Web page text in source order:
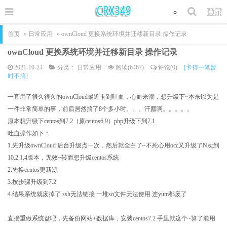
首页 » 日常应用 » ownCloud 更换系统环境并迁移新目录 操作记录
ownCloud 更换系统环境并迁移新目录 操作记录
2021-10-24 分类： 日常应用 阅读(6467) 评论(0)
[卡得一笔暂
时不搞]
一直用了很久很久的ownCloud最近卡到吐血，心血来潮，想升级下~本来以为是
一件非常简单的事，前后居然搞了8个多小时。。。汗颜啊。。。。。
原本想升级下centos到7.2（原centos6.9）php升级下到7.1
吐血操作如下：
1.先升级ownCloud 后台升级点一次，然后就全白了~不死心用occ又升级了N次到
10.2.1.4版本，无效~转而想升级centos系统
2.先换centos更新源
3.按步骤升级到7.2
4.结果系统就废掉了 ssh无法链接 一堆so文件无法使用 连yum都废了
直接重做系统盘吧，先备份网站+数据库，安装centos7.2 手里就这个~算了能用